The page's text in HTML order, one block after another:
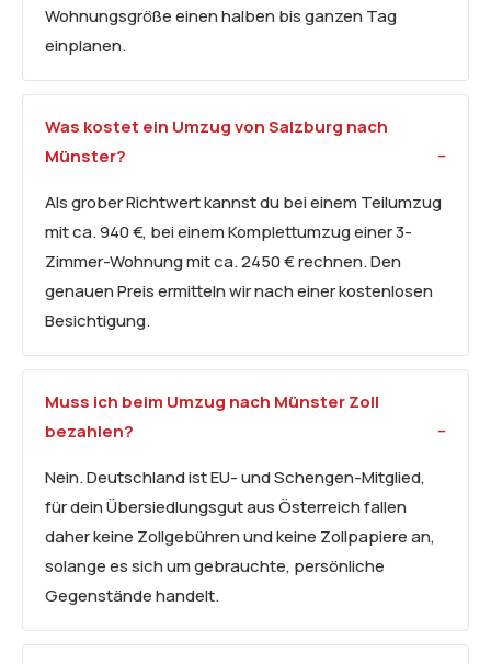
Wohnungsgröße einen halben bis ganzen Tag
einplanen.
Was kostet ein Umzug von Salzburg nach
Münster?
Als grober Richtwert kannst du bei einem Teilumzug
mit ca. 940 €, bei einem Komplettumzug einer 3-
Zimmer-Wohnung mit ca. 2450 € rechnen. Den
genauen Preis ermitteln wir nach einer kostenlosen
Besichtigung.
Muss ich beim Umzug nach Münster Zoll
bezahlen?
Nein. Deutschland ist EU- und Schengen-Mitglied,
für dein Übersiedlungsgut aus Österreich fallen
daher keine Zollgebühren und keine Zollpapiere an,
solange es sich um gebrauchte, persönliche
Gegenstände handelt.